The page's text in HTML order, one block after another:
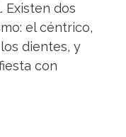
Existen dos
el céntrico,
dientes, y
con